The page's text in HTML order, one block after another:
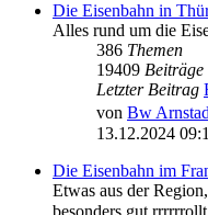
Die Eisenbahn in
Alles rund um die
386 Themen
19409 Beiträge
Letzter Beitrag
von Bw
13.12.2024
Die Eisenbahn im
Etwas aus der